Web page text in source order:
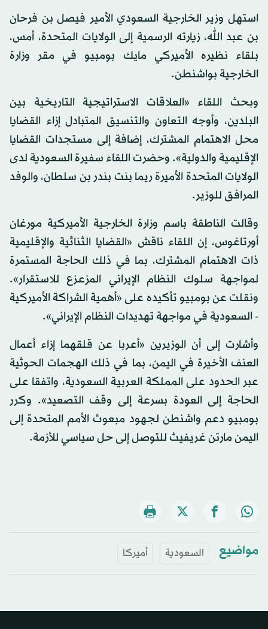
استهل وزير الخارجية السعودي الأمير فيصل بن فرحان
بن عبد الله، زيارته الرسمية إلى الولايات المتحدة، أمس،
بلقاء نظيره الأميركي مايك بومبيو في مقر وزارة
الخارجية بواشنطن.
وبحث اللقاء «العلاقات الاستراتيجية التاريخية بين
البلدين، وأوجه التعاون والتنسيق المتبادل إزاء القضايا
محل الاهتمام المشترك، إضافة إلى مستجدات القضايا
الإقليمية والدولية». وحضرت اللقاء سفيرة السعودية لدى
الولايات المتحدة الأميرة ريما بنت بندر بن سلطان، والوفد
المرافق للوزير.
وقالت الناطقة باسم وزارة الخارجية الأميركية مورغان
أورتاغوس، إن اللقاء ناقش «القضايا الثنائية والإقليمية
ذات الاهتمام المشترك، بما في ذلك الحاجة المستمرة
لمواجهة سلوك النظام الإيراني المزعزع للاستقرار».
ونقلت عن بومبيو تأكيده على «أهمية الشراكة الأميركية
- السعودية في مواجهة تهديدات النظام الإيراني».
وأشارت إلى أن الوزيرين «أعربا عن قلقهما إزاء أعمال
العنف الأخيرة في اليمن، بما في ذلك الهجمات الحوثية
عبر الحدود على المملكة العربية السعودية، واتفقا على
الحاجة إلى العودة بسرعة إلى وقف التصعيد». وكرر
بومبيو دعم واشنطن لجهود مبعوث الأمم المتحدة إلى
اليمن مارتن غريفيث للتوصل إلى حل سياسي للأزمة.
مواضيع السعودية أميركا